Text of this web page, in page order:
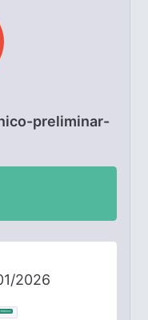
preliminar-
2026
Público